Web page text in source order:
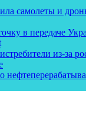
самолеты и
в передаче
из-за